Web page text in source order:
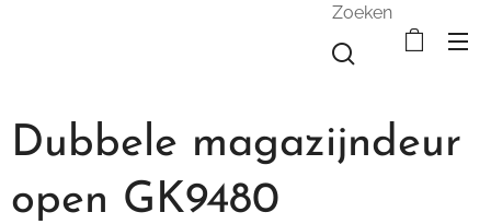
Zoeken
Dubbele magazijndeur
open GK9480